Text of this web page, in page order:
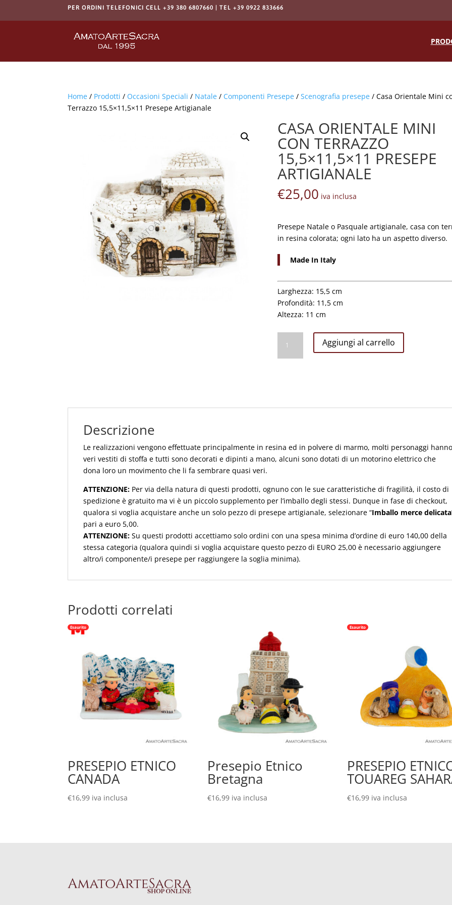
PER ORDINI TELEFONICI CELL +39 380 6807660 | TEL +39 0922 833666
Products
Home / Prodotti / Occasioni Speciali / Natale / Componenti Presepe /Scenografia presepe / Casa Orientale Mini
Terrazzo 15,5×11,5×11 Presepe Artigianale
CASA ORIENTALE MINI
CON TERRAZZO
15,5×11,5×11 PRESEPE
ARTIGIANALE
€25,00 iva inclusa
Presepe Natale o Pasquale artigianale, casa con
in resina colorata; ogni lato ha un aspetto diverso.
Made In Italy
Larghezza: 15,5 cm
Profondità: 11,5 cm
Altezza: 11 cm
Orientale
Mini
Presepe
Aggiungi al carrello
Descrizione
Le realizzazioni vengono effettuate principalmente in resina ed in polvere di marmo, molti personaggi
veri vestiti di stoffa e tutti sono decorati e dipinti a mano, alcuni sono dotati di un motorino elettrico che
dona loro un movimento che li fa sembrare quasi veri.
ATTENZIONE: Per via della natura di questi prodotti, ognuno con le sue caratteristiche di fragilità, il costo di
spedizione è gratuito ma vi è un piccolo supplemento per l’imballo degli stessi. Dunque in fase di checkout,
qualora si voglia acquistare anche un solo pezzo di presepe artigianale, selezionare “Imballo merce delicata
pari a euro 5,00.
ATTENZIONE:Su questi prodotti accettiamo solo ordini con una spesa minima d’ordine di euro 140,00 della
stessa categoria (qualora quindi si voglia acquistare questo pezzo di EURO 25,00 è necessario aggiungere
altro/i componente/i presepe per raggiungere la soglia minima).
Prodotti correlati
Esaurito
PRESEPIO ETNICO
CANADA
€16,99 iva inclusa
Presepio Etnico
Bretagna
€16,99 iva inclusa
Esaurito
PRESEPIO
TOUAREG
€16,99 iva inclusa